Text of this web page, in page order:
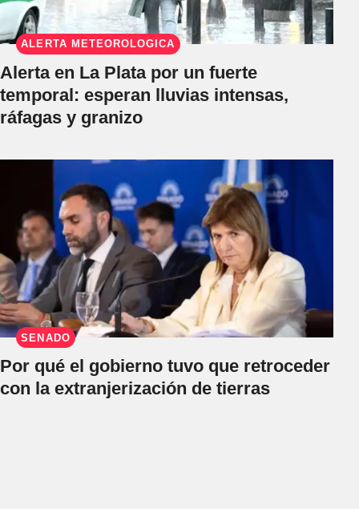
ALERTA METEOROLÓGICA
Alerta en La Plata por un fuerte
temporal: esperan lluvias intensas,
ráfagas y granizo
SENADO
Por qué el gobierno tuvo que retroceder
con la extranjerización de tierras